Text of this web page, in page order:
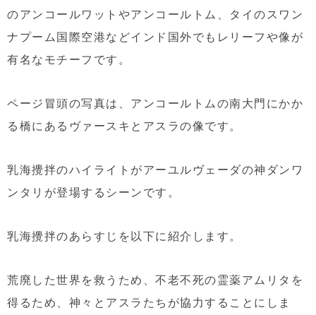
のアンコールワットやアンコールトム、タイのスワン
ナプーム国際空港などインド国外でもレリーフや像が
有名なモチーフです。
ページ冒頭の写真は、アンコールトムの南大門にかか
る橋にあるヴァースキとアスラの像です。
乳海攪拌のハイライトがアーユルヴェーダの神ダンワ
ンタリが登場するシーンです。
乳海攪拌のあらすじを以下に紹介します。
荒廃した世界を救うため、不老不死の霊薬アムリタを
得るため、神々とアスラたちが協力することにしま